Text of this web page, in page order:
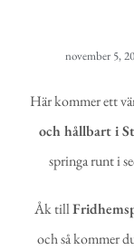
november 5,
Här kommer ett
och hållbart i
springa runt i
Åk till
och så kommer